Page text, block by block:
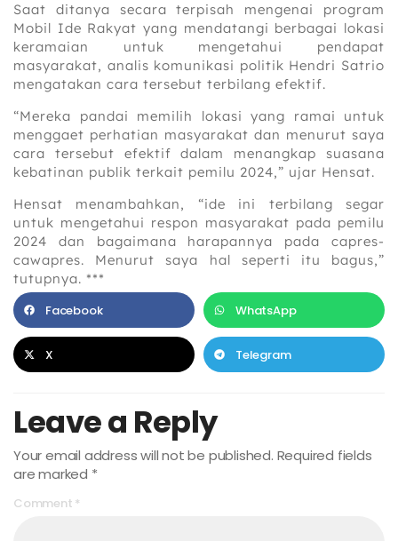
Saat ditanya secara terpisah mengenai program
Mobil Ide Rakyat yang mendatangi berbagai lokasi
keramaian untuk mengetahui pendapat
masyarakat, analis komunikasi politik Hendri Satrio
mengatakan cara tersebut terbilang efektif.
“Mereka pandai memilih lokasi yang ramai untuk
menggaet perhatian masyarakat dan menurut saya
cara tersebut efektif dalam menangkap suasana
kebatinan publik terkait pemilu 2024,” ujar Hensat.
Hensat menambahkan, “ide ini terbilang segar
untuk mengetahui respon masyarakat pada pemilu
2024 dan bagaimana harapannya pada capres-
cawapres. Menurut saya hal seperti itu bagus,”
tutupnya. ***
Facebook
WhatsApp
X Telegram
Leave a Reply
Your email address will not be published. Required fields
are marked *
Comment *